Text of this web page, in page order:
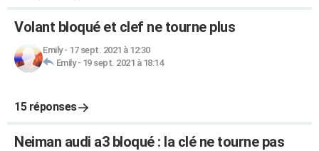
Volant bloqué et clef ne tourne plus
Emily- 17 sept. 2021 à 12:30
Emily- 19 sept. 2021 à 18:14
15 réponses
Neiman audi a3 bloqué : la clé ne tourne pas